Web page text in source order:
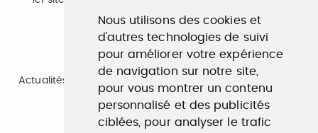
Nous utilisons des cookies et
d'autres technologies de suivi
pour améliorer votre expérience
de navigation sur notre site,
pour vous montrer un contenu
personnalisé et des publicités
ciblées, pour analyser le trafic
www.profilculture.com
Formation
Actualités, guide et annuaire des formations aux métiers
de la culture.
www.profilculture-formation.com